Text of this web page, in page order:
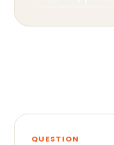
QUESTION